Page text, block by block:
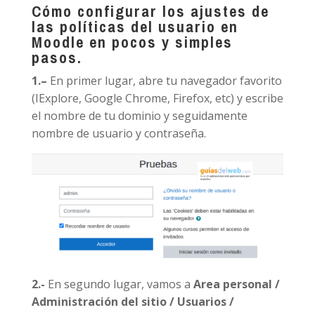
Cómo configurar los ajustes de
las políticas del usuario en
Moodle en pocos y simples
pasos.
1.– En primer lugar, abre tu navegador favorito
(IExplore, Google Chrome, Firefox, etc) y escribe
el nombre de tu dominio y seguidamente
nombre de usuario y contraseña.
2.- En segundo lugar, vamos a Area personal /
Administración del sitio / Usuarios /